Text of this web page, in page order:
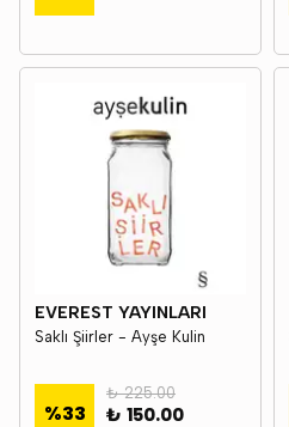
EVEREST YAYINLARI
Saklı Şiirler - Ayşe Kulin
%33
₺ 225.00
₺ 150.00